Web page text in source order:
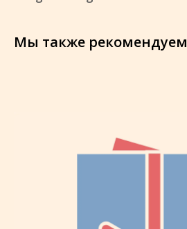
Мы также рекомендуем